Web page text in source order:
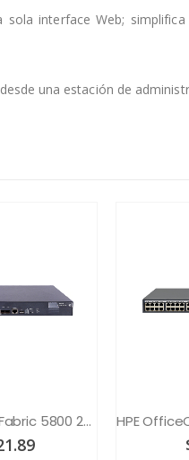
interface Web;
una estación de
HPE Switch FlexFabric 5800 24G